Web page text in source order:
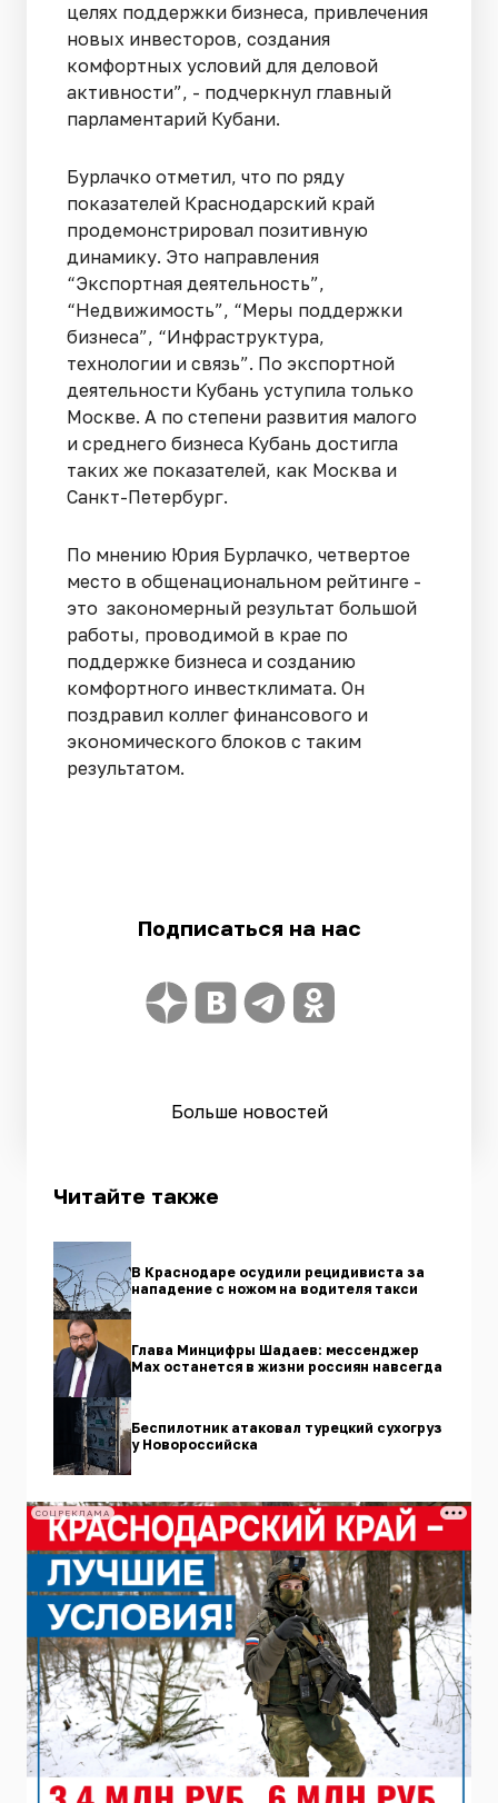
целях поддержки бизнеса, привлечения
новых инвесторов, создания
комфортных условий для деловой
активности”, - подчеркнул главный
парламентарий Кубани.
Бурлачко отметил, что по ряду
показателей Краснодарский край
продемонстрировал позитивную
динамику. Это направления
“Экспортная деятельность”,
“Недвижимость”, “Меры поддержки
бизнеса”, “Инфраструктура,
технологии и связь”. По экспортной
деятельности Кубань уступила только
Москве. А по степени развития малого
и среднего бизнеса Кубань достигла
таких же показателей, как Москва и
Санкт-Петербург.
По мнению Юрия Бурлачко, четвертое
место в общенациональном рейтинге -
это закономерный результат большой
работы, проводимой в крае по
поддержке бизнеса и созданию
комфортного инвестклимата. Он
поздравил коллег финансового и
экономического блоков с таким
результатом.
Подписаться на нас
Больше новостей
Читайте также
В Краснодаре осудили рецидивиста за
нападение с ножом на водителя такси
Глава Минцифры Шадаев: мессенджер
Max останется в жизни россиян навсегда
Беспилотник атаковал турецкий сухогруз
у Новороссийска
СОЦРЕКЛАМА